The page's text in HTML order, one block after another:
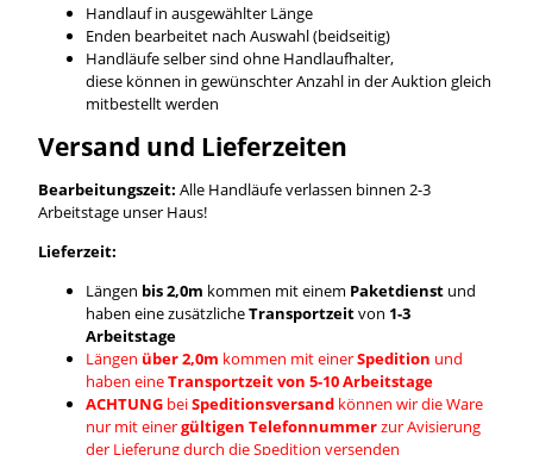
Handlauf in ausgewählter Länge
Enden bearbeitet nach Auswahl (beidseitig)
Handläufe selber sind ohne Handlaufhalter,
diese können in gewünschter Anzahl in der Auktion gleich
mitbestellt werden
Versand und Lieferzeiten
Bearbeitungszeit: Alle Handläufe verlassen binnen 2-3
Arbeitstage unser Haus!
Lieferzeit:
Längen bis 2,0m kommen mit einem Paketdienstund
haben eine zusätzlicheTransportzeitvon 1-3
Arbeitstage
Längen über 2,0m kommen mit einerSpedition und
haben eineTransportzeit von 5-10 Arbeitstage
ACHTUNGbeiSpeditionsversandkönnen wir die Ware
nur mit einergültigen Telefonnummerzur Avisierung
der Lieferung durch die Spedition versenden